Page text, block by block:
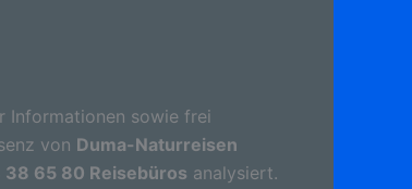
Informationen sowie frei
von Duma-Naturreisen
38 65 80 Reisebüros analysiert.